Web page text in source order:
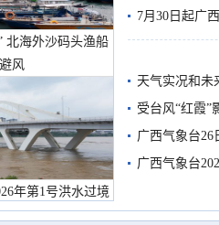
北海外沙码头渔船
风
年第1号洪水过境
见证汛况
7月30日起广
天气实况和未
受台风“红霞”
有较强降雨
广西气象台26
广西气象台